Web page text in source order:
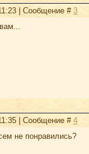
| Сообщение #3
| Сообщение #4
не понравились?